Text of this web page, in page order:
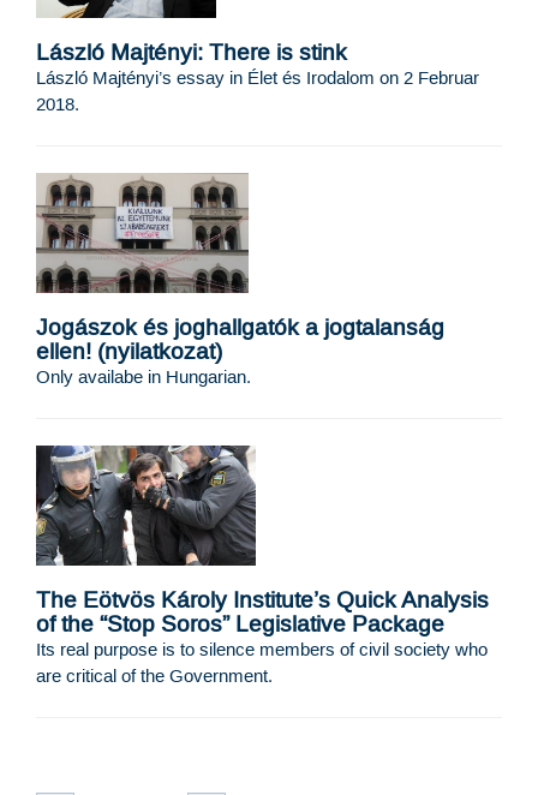
László Majtényi: There is stink
László Majtényi’s essay in Élet és Irodalom on 2 Februar
2018.
Jogászok és joghallgatók a jogtalanság
ellen! (nyilatkozat)
Only availabe in Hungarian.
The Eötvös Károly Institute’s Quick Analysis
of the “Stop Soros” Legislative Package
Its real purpose is to silence members of civil society who
are critical of the Government.